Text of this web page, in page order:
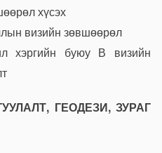
хүсэх
визийн зөвшөөрөл
хэргийн буюу В визийн
ГЕОДЕЗИ, ЗУРАГ